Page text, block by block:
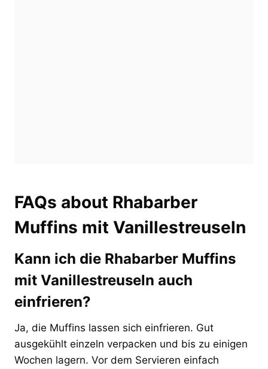
FAQs about Rhabarber
Muffins mit Vanillestreuseln
Kann ich die Rhabarber Muffins
mit Vanillestreuseln auch
einfrieren?
Ja, die Muffins lassen sich einfrieren. Gut
ausgekühlt einzeln verpacken und bis zu einigen
Wochen lagern. Vor dem Servieren einfach